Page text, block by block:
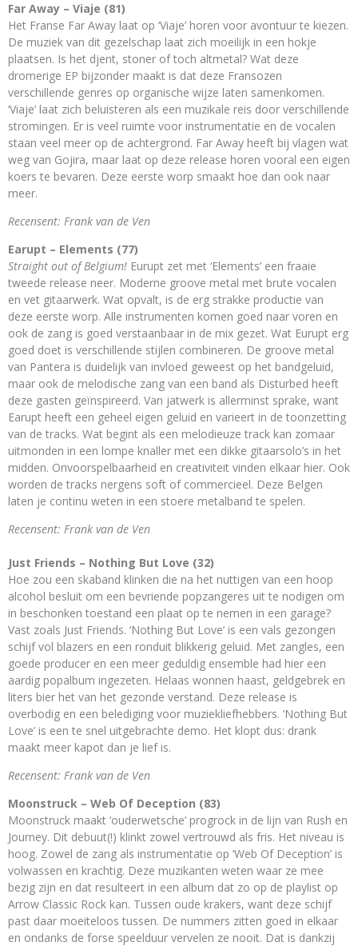
Far Away – Viaje (81)
Het Franse Far Away laat op ‘Viaje’ horen voor avontuur te kiezen.
De muziek van dit gezelschap laat zich moeilijk in een hokje
plaatsen. Is het djent, stoner of toch altmetal? Wat deze
dromerige EP bijzonder maakt is dat deze Fransozen
verschillende genres op organische wijze laten samenkomen.
‘Viaje’ laat zich beluisteren als een muzikale reis door verschillende
stromingen. Er is veel ruimte voor instrumentatie en de vocalen
staan veel meer op de achtergrond. Far Away heeft bij vlagen wat
weg van Gojira, maar laat op deze release horen vooral een eigen
koers te bevaren. Deze eerste worp smaakt hoe dan ook naar
meer.
Recensent: Frank van de Ven
Earupt – Elements (77)
Straight out of Belgium! Eurupt zet met ‘Elements’ een fraaie
tweede release neer. Moderne groove metal met brute vocalen
en vet gitaarwerk. Wat opvalt, is de erg strakke productie van
deze eerste worp. Alle instrumenten komen goed naar voren en
ook de zang is goed verstaanbaar in de mix gezet. Wat Eurupt erg
goed doet is verschillende stijlen combineren. De groove metal
van Pantera is duidelijk van invloed geweest op het bandgeluid,
maar ook de melodische zang van een band als Disturbed heeft
deze gasten geïnspireerd. Van jatwerk is allerminst sprake, want
Earupt heeft een geheel eigen geluid en varieert in de toonzetting
van de tracks. Wat begint als een melodieuze track kan zomaar
uitmonden in een lompe knaller met een dikke gitaarsolo’s in het
midden. Onvoorspelbaarheid en creativiteit vinden elkaar hier. Ook
worden de tracks nergens soft of commercieel. Deze Belgen
laten je continu weten in een stoere metalband te spelen.
Recensent: Frank van de Ven
Just Friends – Nothing But Love (32)
Hoe zou een skaband klinken die na het nuttigen van een hoop
alcohol besluit om een bevriende popzangeres uit te nodigen om
in beschonken toestand een plaat op te nemen in een garage?
Vast zoals Just Friends. ‘Nothing But Love’ is een vals gezongen
schijf vol blazers en een ronduit blikkerig geluid. Met zangles, een
goede producer en een meer geduldig ensemble had hier een
aardig popalbum ingezeten. Helaas wonnen haast, geldgebrek en
liters bier het van het gezonde verstand. Deze release is
overbodig en een belediging voor muziekliefhebbers. ‘Nothing But
Love’ is een te snel uitgebrachte demo. Het klopt dus: drank
maakt meer kapot dan je lief is.
Recensent: Frank van de Ven
Moonstruck – Web Of Deception (83)
Moonstruck maakt ‘ouderwetsche’ progrock in de lijn van Rush en
Journey. Dit debuut(!) klinkt zowel vertrouwd als fris. Het niveau is
hoog. Zowel de zang als instrumentatie op ‘Web Of Deception’ is
volwassen en krachtig. Deze muzikanten weten waar ze mee
bezig zijn en dat resulteert in een album dat zo op de playlist op
Arrow Classic Rock kan. Tussen oude krakers, want deze schijf
past daar moeiteloos tussen. De nummers zitten goed in elkaar
en ondanks de forse speelduur vervelen ze nooit. Dat is dankzij